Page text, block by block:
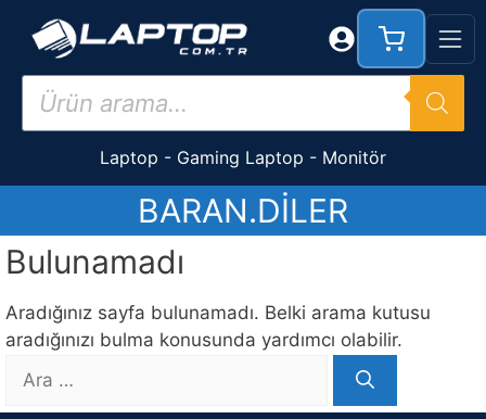
Products
search
Laptop - Gaming Laptop - Monitör
BARAN.DILER
Bulunamadı
Aradığınız sayfa bulunamadı. Belki arama kutusu
aradığınızı bulma konusunda yardımcı olabilir.
için